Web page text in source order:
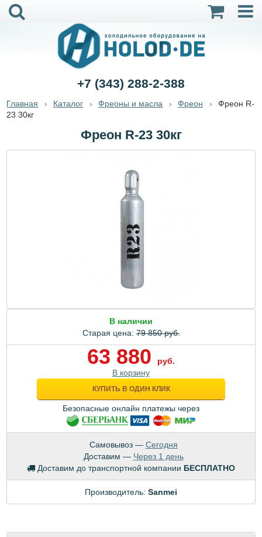
+7 (343) 288-2-388
Главная Каталог Фреоны и масла Фреон
Фреон R-
23 30кг
Фреон R-23 30кг
В наличии
Старая цена:79 850 руб.
63 880
руб.
В корзину
КУПИТЬ В ОДИН КЛИК
Безопасные онлайн платежы через
Самовывоз — Сегодня
Доставим — Через 1 день
Доставим до транспортной компании БЕСПЛАТНО
Производитель: Sanmei